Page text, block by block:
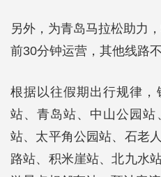
另外，为青岛马拉松助力
前30分钟运营，其他线路不
根据以往假期出行规律
站、青岛站、中山公园
站、太平角公园站、石老
路站、积米崖站、北九水